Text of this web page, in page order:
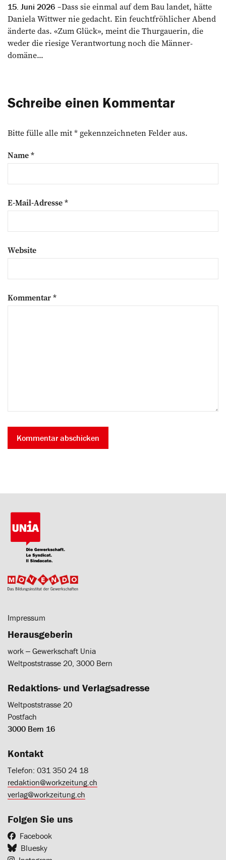
15. Juni 2026
Dass sie einmal auf dem Bau landet, hätte
Daniela Wittwer nie gedacht. Ein feuchtfröhlicher Abend
­änderte das. «Zum Glück», meint die ­Thurgauerin, die
weder die riesige Verantwortung noch die Männer­
domäne...
Schreibe einen Kommentar
Bitte fülle alle mit * gekennzeichneten Felder aus.
Name*
E-Mail-Adresse*
Website
Kommentar*
Impressum
Herausgeberin
work ‒ Gewerkschaft Unia
Weltpoststrasse 20, 3000 Bern
Redaktions- und Verlagsadresse
Weltpoststrasse 20
Postfach
3000 Bern 16
Kontakt
Telefon: 031 350 24 18
redaktion@workzeitung.ch
verlag@workzeitung.ch
Folgen Sie uns
Facebook
Bluesky